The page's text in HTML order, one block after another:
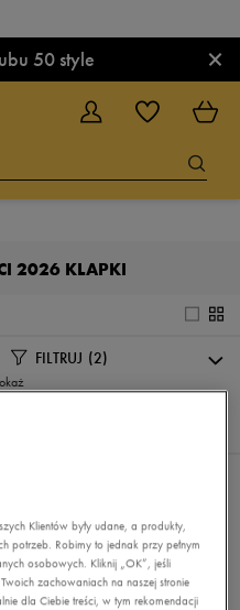
50 style ×
2026 KLAPKI
FILTRUJ (2)
Klientów były udane, a produkty,
potrzeb. Robimy to jednak przy pełnym
osobowych. Kliknij „OK”, jeśli
zachowaniach na naszej stronie
dla Ciebie treści, w tym rekomendacji